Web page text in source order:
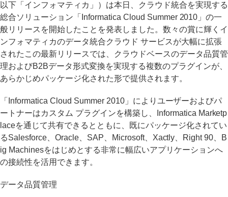
以下「インフォマティカ」）は本日、クラウド統合を実現する
総合ソリューション「Informatica Cloud Summer 2010」の一
般リリースを開始したことを発表しました。数々の賞に輝くイ
ンフォマティカのデータ統合クラウド サービスが大幅に拡張
されたこの最新リリースでは、クラウドベースのデータ品質管
理およびB2Bデータ形式変換を実現する複数のプラグインが、
あらかじめパッケージ化された形で提供されます。
「Informatica Cloud Summer 2010」によりユーザーおよびパ
ートナーはカスタム プラグインを構築し、Informatica Marketp
laceを通じて共有できるとともに、既にパッケージ化されてい
るSalesforce、Oracle、SAP、Microsoft、Xactly、Right 90、B
ig Machinesをはじめとする非常に幅広いアプリケーションへ
の接続性を活用できます。
データ品質管理